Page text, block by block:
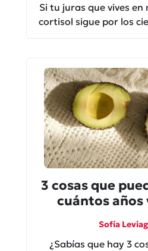
Si tu juras que vives
cortisol sigue por los
3 cosas que
cuántos años
Sofía
¿Sabías que hay 3